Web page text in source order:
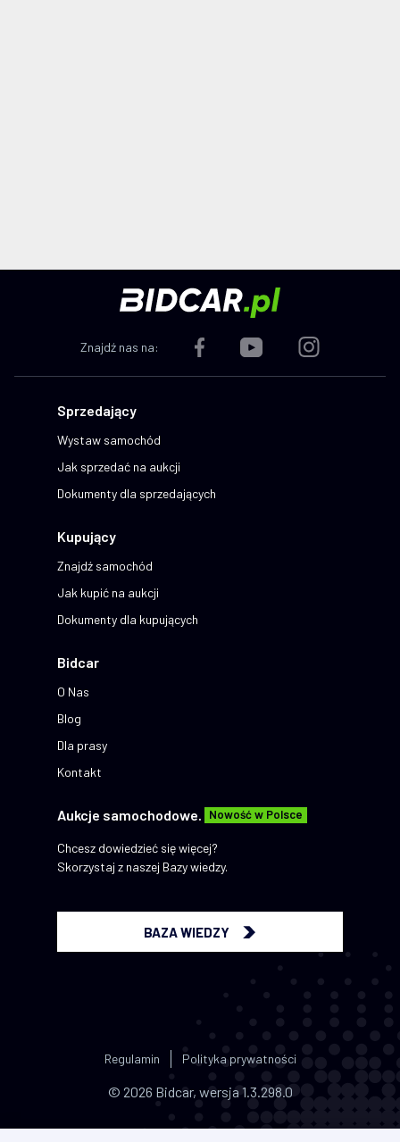
Znajdź nas na:
Sprzedający
Wystaw samochód
Jak sprzedać na aukcji
Dokumenty dla sprzedających
Kupujący
Znajdź samochód
Jak kupić na aukcji
Dokumenty dla kupujących
Bidcar
O Nas
Blog
Dla prasy
Kontakt
Aukcje samochodowe. Nowość w Polsce
Chcesz dowiedzieć się więcej?
Skorzystaj z naszej Bazy wiedzy.
BAZA WIEDZY
© 2026 Bidcar, wersja 1.3.298.0
Regulamin Polityka prywatności